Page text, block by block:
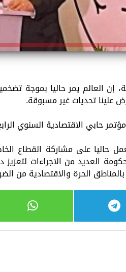
علينا تحديات غير مسبوقة.
مؤتمر حابي الاقتصادية السنوي
حاليا على مشاركة القطاع
العديد من الاجراءات
الحرة والاقتصادية من